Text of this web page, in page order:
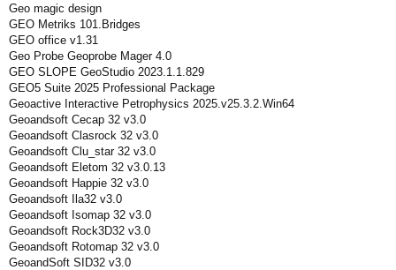
Geo magic design
GEO Metriks 101.Bridges
GEO office v1.31
Geo Probe Geoprobe Mager 4.0
GEO SLOPE GeoStudio 2023.1.1.829
GEO5 Suite 2025 Professional Package
Geoactive Interactive Petrophysics 2025.v25.3.2.Win64
Geoandsoft Cecap 32 v3.0
Geoandsoft Clasrock 32 v3.0
Geoandsoft Clu_star 32 v3.0
Geoandsoft Eletom 32 v3.0.13
Geoandsoft Happie 32 v3.0
Geoandsoft Ila32 v3.0
Geoandsoft Isomap 32 v3.0
Geoandsoft Rock3D32 v3.0
Geoandsoft Rotomap 32 v3.0
GeoandSoft SID32 v3.0